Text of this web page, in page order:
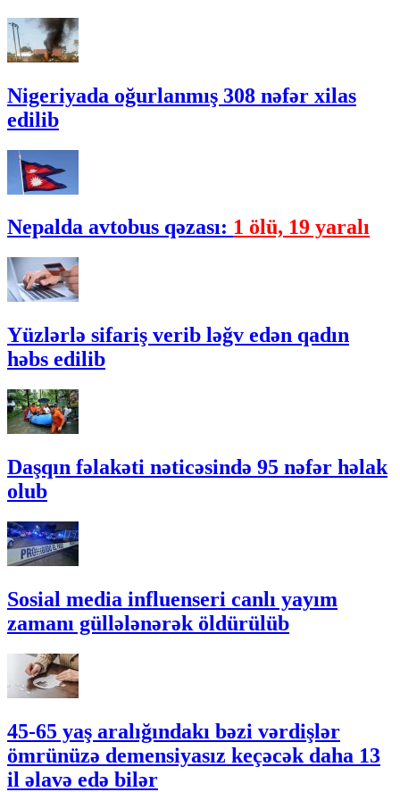
Nigeriyada oğurlanmış 308 nəfər xilas
edilib
Nepalda avtobus qəzası: 1 ölü, 19 yaralı
Yüzlərlə sifariş verib ləğv edən qadın
həbs edilib
Daşqın fəlakəti nəticəsində 95 nəfər həlak
olub
Sosial media influenseri canlı yayım
zamanı güllələnərək öldürülüb
45-65 yaş aralığındakı bəzi vərdişlər
ömrünüzə demensiyasız keçəcək daha 13
il əlavə edə bilər